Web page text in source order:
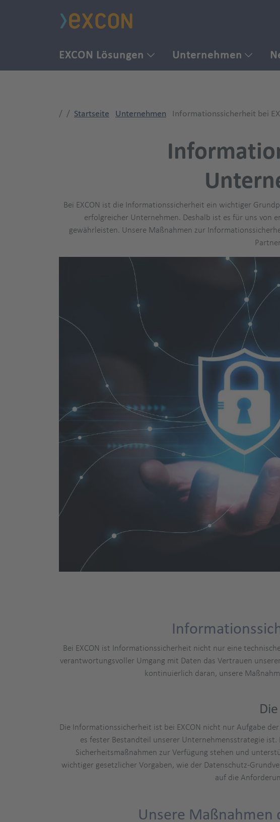
EXCON Lösungen Unternehmen
Startseite Unternehmen Informationssicherheit bei
Bei EXCON ist die Informationssicherheit ein wichtiger
erfolgreicher Unternehmen. Deshalb ist es für uns von
gewährleisten. Unsere Maßnahmen zur
Bei EXCON ist Informationssicherheit nicht nur eine
verantwortungsvoller Umgang mit Daten das Vertrauen
kontinuierlich daran, unsere
Die Informationssicherheit ist bei EXCON nicht nur Aufgabe
es fester Bestandteil unserer Unternehmensstrategie
Sicherheitsmaßnahmen zur Verfügung stehen und
wichtiger gesetzlicher Vorgaben, wie der Datenschutz-
auf die
Unsere